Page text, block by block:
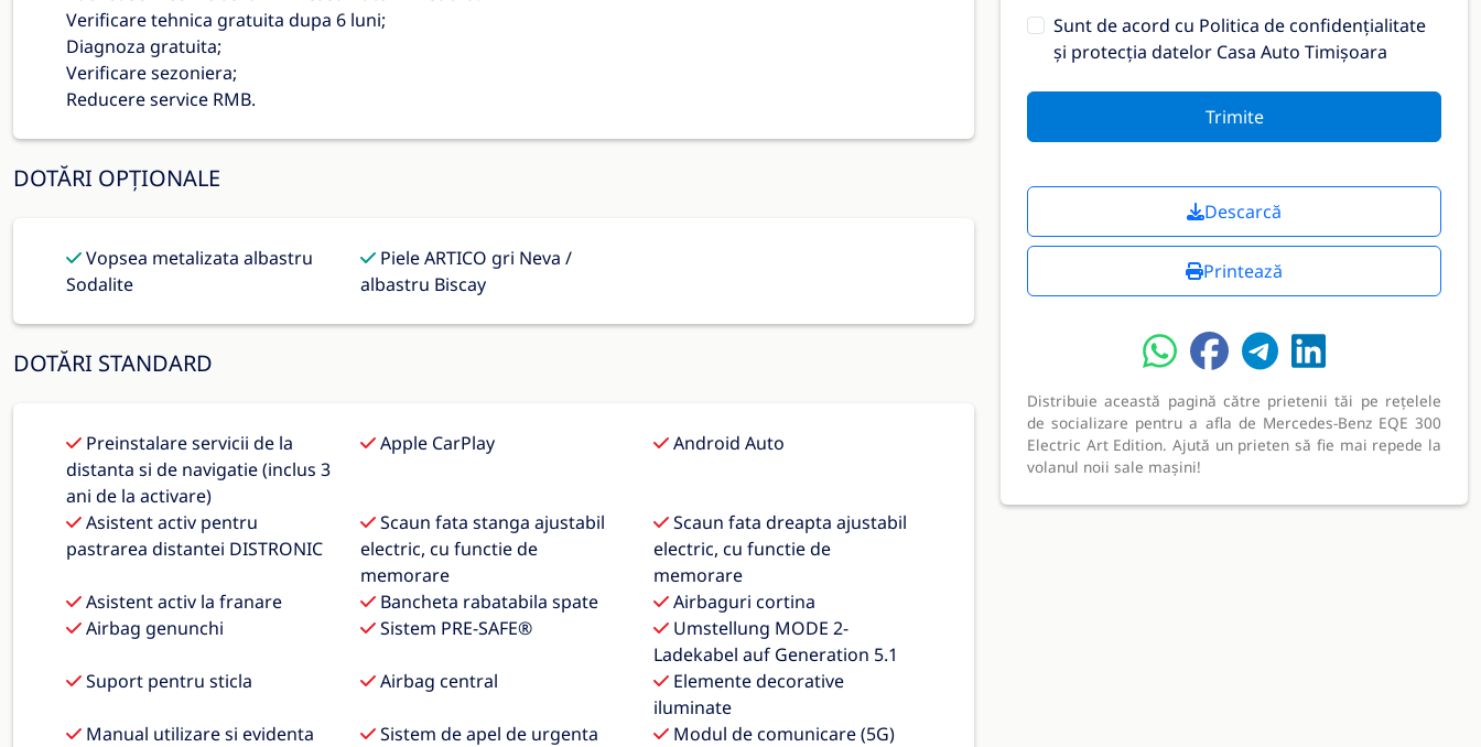
Verificare tehnica gratuita dupa 6 luni;
Diagnoza gratuita;
Verificare sezoniera;
Reducere service RMB.
DOTĂRI OPȚIONALE
Vopsea metalizata albastru
Sodalite
Piele ARTICO gri Neva /
albastru Biscay
DOTĂRI STANDARD
Preinstalare servicii de la
distanta si de navigatie (inclus 3
ani de la activare)
Apple CarPlay Android Auto
Asistent activ pentru
pastrarea distantei DISTRONIC
Scaun fata stanga ajustabil
electric, cu functie de
memorare
Scaun fata dreapta ajustabil
electric, cu functie de
memorare
Asistent activ la franare
Bancheta rabatabila spate
Airbaguri cortina
Airbag genunchi
Sistem PRE-SAFE®
Umstellung MODE 2-
Ladekabel auf Generation 5.1
Suport pentru sticla
Airbag central
Elemente decorative
iluminate
Manual utilizare si evidenta
Sistem de apel de urgenta
Modul de comunicare (5G)
Sunt de acord cu Politica de confidențialitate
și protecția datelor Casa Auto Timișoara
Trimite
Descarcă
Printează
Distribuie această pagină către prietenii tăi pe rețelele
de socializare pentru a afla de Mercedes-Benz EQE 300
Electric Art Edition. Ajută un prieten să fie mai repede la
volanul noii sale mașini!